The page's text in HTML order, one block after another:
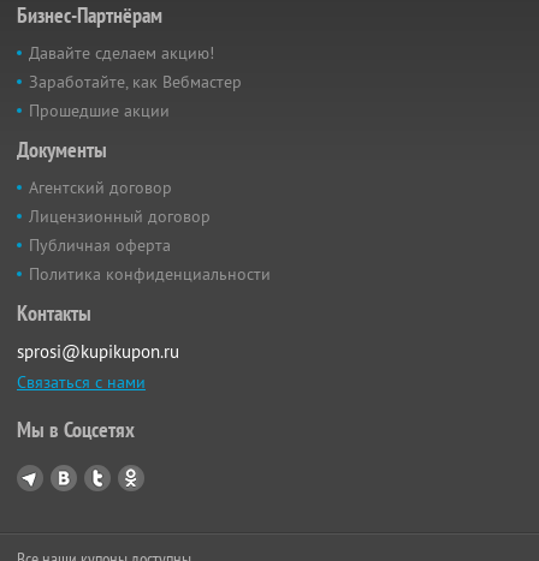
Бизнес-Партнёрам
Давайте сделаем акцию!
Заработайте, как Вебмастер
Прошедшие акции
Документы
Агентский договор
Лицензионный договор
Публичная оферта
Политика конфиденциальности
Контакты
sprosi@kupikupon.ru
Связаться с нами
Мы в Соцсетях